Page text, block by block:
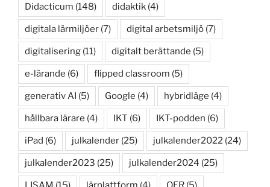
Didacticum (148) didaktik (4)
digitala lärmiljöer (7) digital arbetsmiljö (7)
digitalisering (11) digitalt berättande (5)
e-lärande (6) flipped classroom (5)
generativ AI (5) Google (4) hybridläge (4)
hållbara lärare (4) IKT (6) IKT-podden (6)
iPad (6) julkalender (25) julkalender2022 (24)
julkalender2023 (25) julkalender2024 (25)